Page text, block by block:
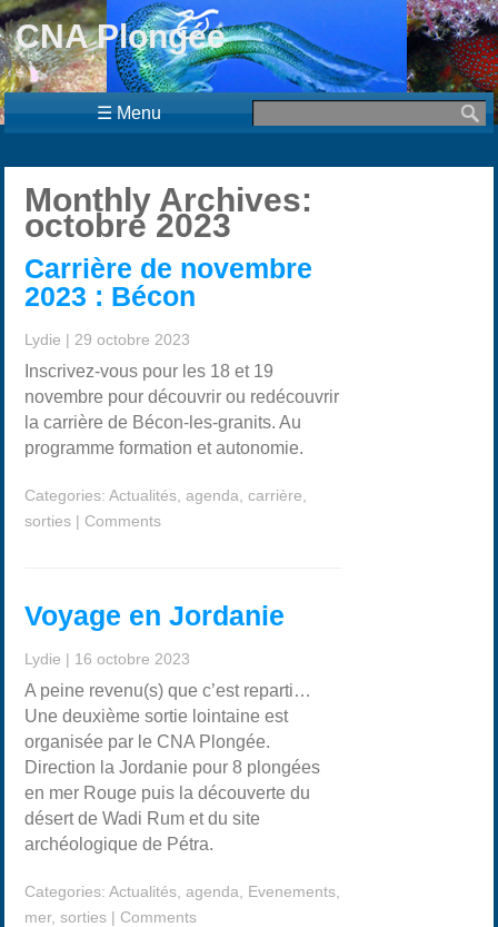
CNA Plongée
☰ Menu
Monthly Archives:
octobre 2023
Carrière de novembre
2023 : Bécon
Lydie | 29 octobre 2023
Inscrivez-vous pour les 18 et 19
novembre pour découvrir ou redécouvrir
la carrière de Bécon-les-granits. Au
programme formation et autonomie.
Categories:Actualités ,agenda ,carrière
sorties | Comments
Voyage en Jordanie
Lydie | 16 octobre 2023
A peine revenu(s) que c’est reparti…
Une deuxième sortie lointaine est
organisée par le CNA Plongée.
Direction la Jordanie pour 8 plongées
en mer Rouge puis la découverte du
désert de Wadi Rum et du site
archéologique de Pétra.
Categories:Actualités ,agenda Evenements
mer,sorties | Comments